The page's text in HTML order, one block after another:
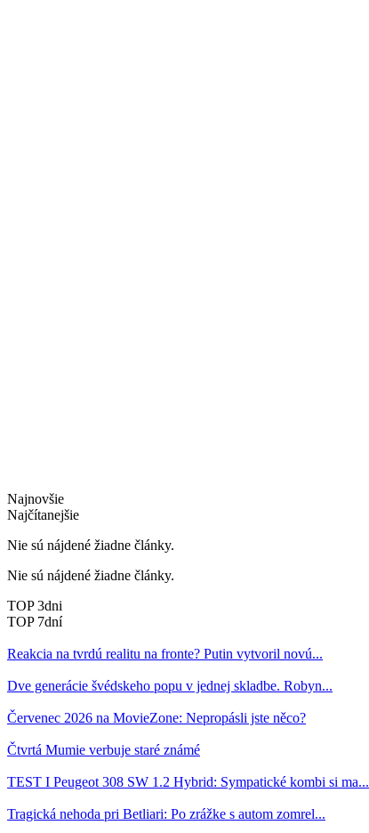
Najnovšie
Najčítanejšie
Nie sú nájdené žiadne články.
Nie sú nájdené žiadne články.
TOP 3dni
TOP 7dní
Reakcia na tvrdú realitu na fronte? Putin vytvoril novú...
Dve generácie švédskeho popu v jednej skladbe. Robyn...
Červenec 2026 na MovieZone: Nepropásli jste něco?
Čtvrtá Mumie verbuje staré známé
TEST I Peugeot 308 SW 1.2 Hybrid: Sympatické kombi si ma...
Tragická nehoda pri Betliari: Po zrážke s autom zomrel...